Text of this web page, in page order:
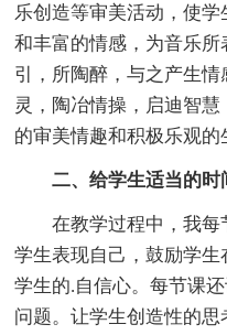
乐创造等审美活动，使
和丰富的情感，为音乐
引，所陶醉，与之产生
灵，陶冶情操，启迪智
的审美情趣和积极乐观的
二、给学生适当的时
在教学过程中，我每
学生表现自己，鼓励学
学生的.自信心。每节课
问题。让学生创造性的